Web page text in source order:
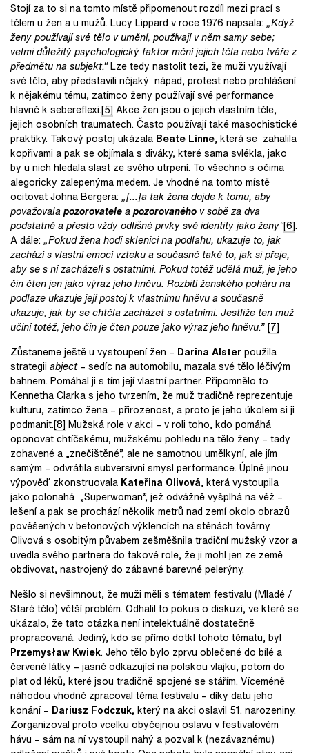
Stojí za to si na tomto místě připomenout rozdíl mezi prací s
tělem u žen a u mužů. Lucy Lippard v roce 1976 napsala: „Když
ženy používají své tělo v umění, používají v něm samy sebe;
velmi důležitý psychologický faktor mění jejich těla nebo tváře z
předmětu na subjekt."Lze tedy nastolit tezi, že muži využívají
své tělo, aby představili nějaký nápad, protest nebo prohlášení
k nějakému tému, zatímco ženy používají své performance
hlavně k sebereflexi.[5] Akce žen jsou o jejich vlastním těle,
jejich osobních traumatech. Často používají také masochistické
praktiky. Takový postoj ukázala Beate Linne, která se zahalila
kopřivami a pak se objímala s diváky, které sama svlékla, jako
by u nich hledala slast ze svého utrpení. To všechno s očima
alegoricky zalepenýma medem. Je vhodné na tomto místě
ocitovat Johna Bergera: „[…]a tak žena dojde k tomu, aby
považovalapozorovateleapozorovaného v sobě za dva
podstatné a přesto vždy odlišné prvky své identity jako ženy"[6].
A dále: „Pokud žena hodí sklenici na podlahu, ukazuje to, jak
zachází s vlastní emocí vzteku a současně také to, jak si přeje,
aby se s ní zacházeli s ostatními. Pokud totéž udělá muž, je jeho
čin čten jen jako výraz jeho hněvu. Rozbití ženského poháru na
podlaze ukazuje její postoj k vlastnímu hněvu a současně
ukazuje, jak by se chtěla zacházet s ostatními. Jestliže ten muž
učiní totéž, jeho čin je čten pouze jako výraz jeho hněvu.”[7]
Zůstaneme ještě u vystoupení žen – Darina Alster použila
strategii abject– sedíc na automobilu, mazala své tělo léčivým
bahnem. Pomáhal ji s tím její vlastní partner. Připomnělo to
Kennetha Clarka s jeho tvrzením, že muž tradičně reprezentuje
kulturu, zatímco žena – přirozenost, a proto je jeho úkolem si ji
podmanit.[8] Mužská role v akci – v roli toho, kdo pomáhá
oponovat chtíčskému, mužskému pohledu na tělo ženy – tady
zohavené a „znečištěné”, ale ne samotnou umělkyní, ale jím
samým – odvrátila subversivní smysl performance. Úplně jinou
výpověď zkonstruovala Kateřina Olivová, která vystoupila
jako polonahá „Superwoman”, jež odvážně vyšplhá na věž –
lešení a pak se prochází několik metrů nad zemí okolo obrazů
pověšených v betonových výklencích na stěnách továrny.
Olivová s osobitým půvabem zešměšnila tradiční mužský vzor a
uvedla svého partnera do takové role, že ji mohl jen ze země
obdivovat, nastrojený do zábavné barevné pelerýny.
Nešlo si nevšimnout, že muži měli s tématem festivalu (Mladé /
Staré tělo) větší problém. Odhalil to pokus o diskuzi, ve které se
ukázalo, že tato otázka není intelektuálně dostatečně
propracovaná. Jediný, kdo se přímo dotkl tohoto tématu, byl
Przemysław Kwiek. Jeho tělo bylo zprvu oblečené do bílé a
červené látky – jasně odkazující na polskou vlajku, potom do
plat od léků, které jsou tradičně spojené se stářím. Víceméně
náhodou vhodně zpracoval téma festivalu – díky datu jeho
konání – Dariusz Fodczuk, který na akci oslavil 51. narozeniny.
Zorganizoval proto vcelku obyčejnou oslavu v festivalovém
hávu – sám na ní vystoupil nahý a pozval k (nezávaznému)